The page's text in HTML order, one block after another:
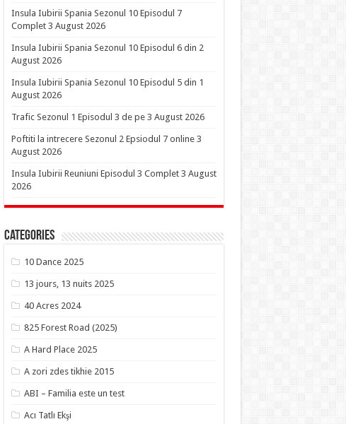
Insula Iubirii Spania Sezonul 10 Episodul 7
Complet 3 August 2026
Insula Iubirii Spania Sezonul 10 Episodul 6 din 2
August 2026
Insula Iubirii Spania Sezonul 10 Episodul 5 din 1
August 2026
Trafic Sezonul 1 Episodul 3 de pe 3 August 2026
Poftiti la intrecere Sezonul 2 Epsiodul 7 online 3
August 2026
Insula Iubirii Reuniuni Episodul 3 Complet 3 August
2026
Categories
10 Dance 2025
13 jours, 13 nuits 2025
40 Acres 2024
825 Forest Road (2025)
A Hard Place 2025
A zori zdes tikhie 2015
ABI – Familia este un test
Acı Tatlı Ekşi